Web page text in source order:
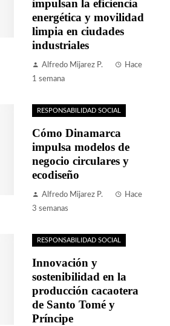
impulsan la eficiencia
energética y movilidad
limpia en ciudades
industriales
Alfredo Mijarez P.
Hace
1 semana
RESPONSABILIDAD SOCIAL
Cómo Dinamarca
impulsa modelos de
negocio circulares y
ecodiseño
Alfredo Mijarez P.
Hace
3 semanas
RESPONSABILIDAD SOCIAL
Innovación y
sostenibilidad en la
producción cacaotera
de Santo Tomé y
Príncipe